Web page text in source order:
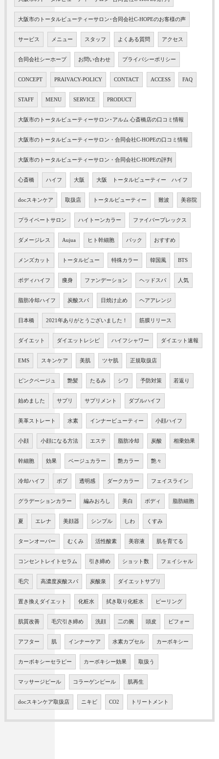
大阪市のトータルビューティーサロン･合同会社C-HOPEのお客様の声
サービス メニュー スタッフ よくある質問 アクセス
合同会社シーホープ お問い合わせ プライバシーポリシー
CONCEPT PRAIVACY-POLICY CONTACT ACCESS FAQ
STAFF MENU SERVICE PRODUCT
大阪市のトータルビューティーサロン･アルム 心斎橋店の口コミ情報
大阪市のトータルビューティーサロン・合同会社C-HOPEの口コミ情報
大阪市のトータルビューティーサロン・合同会社C-HOPEの評判
心斎橋 ハイフ 大阪 大阪 トータルビューティー ハイフ
docスキンケア 取扱店 トータルビューティー 難波 美容院
プライベートサロン ハイトーンカラー ファイバープレックス
ダメージレス Aujua ヒト幹細胞 パック おすすめ
メンズカット トータルビュー 特殊カラー 韓国風 BTS
ボディハイフ 痩身 ファンデーション ヘッドスパ 人気
脂肪冷却ハイフ 炭酸スパ 日焼け止め ヘアアレンジ
日本橋 2021年ありがとうございました！ 筋膜リリース
ダイエット ダイエットレシピ ハイフシャワー ダイエット速報
EMS スキンケア 美肌 ツヤ肌 正規取扱店
ピンクベージュ 艶髪 たるみ シワ 予防対策 若返り
始めました サプリ サプリメント ダブルハイフ
美革ストレート 水素 インナービューティー 小顔ハイフ
小顔 小顔になる方法 エステ 脂肪冷却 炭酸 相乗効果
幹細胞 効果 ベージュカラー 艶カラー 艶々
冷却ハイフ ボブ 透明感 ダークカラー フェイスライン
グラデーションカラー 編みおろし 美白 ボディ 脂肪細胞
夏 エレナ 美顔器 シンプル しわ くすみ
ターンオーバー むくみ 活性酸素 美容液 肌を育てる
コンセントレイトセラム 引き締め ショット数 フェイシャル
毛穴 高濃度炭酸スパ 炭酸泉 ダイエットサプリ
置き換えダイエット 化粧水 拭き取り化粧水 ピーリング
肌質改善 毛穴引き締め 洗顔 二の腕 頭皮 ビフォー
アフター 肌 インナーケア 水素カプセル カーボキシー
カーボキシーセラピー カーボキシー効果 取扱う
マッサージピール コラーゲンピール 肌再生
docスキンケア取扱店 ニキビ CO2 トリートメント